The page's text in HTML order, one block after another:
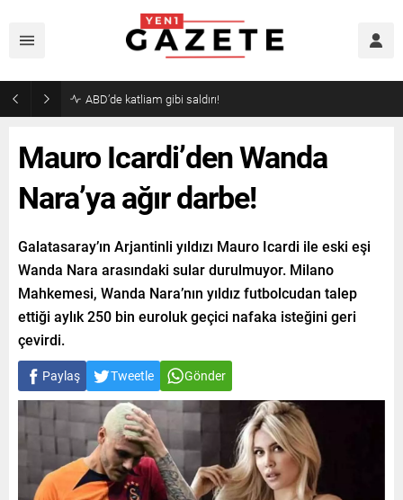
ABD’de katliam gibi saldırı!
Mauro Icardi’den Wanda
Nara’ya ağır darbe!
Galatasaray’ın Arjantinli yıldızı Mauro Icardi ile eski eşi
Wanda Nara arasındaki sular durulmuyor. Milano
Mahkemesi, Wanda Nara’nın yıldız futbolcudan talep
ettiği aylık 250 bin euroluk geçici nafaka isteğini geri
çevirdi.
Paylaş Tweetle Gönder